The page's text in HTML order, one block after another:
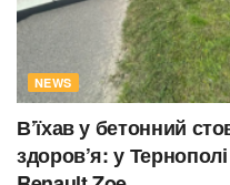
NEWS
В’їхав у бетонний
здоров’я: у